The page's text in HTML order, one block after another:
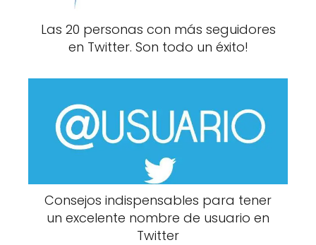
Las 20 personas con más seguidores
en Twitter. Son todo un éxito!
Consejos indispensables para tener
un excelente nombre de usuario en
Twitter